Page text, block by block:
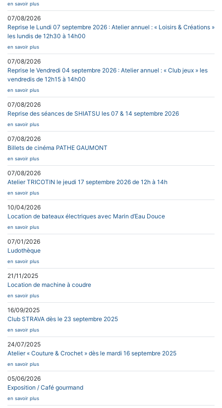
en savoir plus
07/08/2026
Reprise le Lundi 07 septembre 2026 : Atelier annuel : « Loisirs & Créations »
les lundis de 12h30 à 14h00
en savoir plus
07/08/2026
Reprise le Vendredi 04 septembre 2026 : Atelier annuel : « Club jeux » les
vendredis de 12h15 à 14h00
en savoir plus
07/08/2026
Reprise des séances de SHIATSU les 07 & 14 septembre 2026
en savoir plus
07/08/2026
Billets de cinéma PATHE GAUMONT
en savoir plus
07/08/2026
Atelier TRICOTIN le jeudi 17 septembre 2026 de 12h à 14h
en savoir plus
10/04/2026
Location de bateaux électriques avec Marin d’Eau Douce
en savoir plus
07/01/2026
Ludothèque
en savoir plus
21/11/2025
Location de machine à coudre
en savoir plus
16/09/2025
Club STRAVA dès le 23 septembre 2025
en savoir plus
24/07/2025
Atelier « Couture & Crochet » dès le mardi 16 septembre 2025
en savoir plus
05/06/2026
Exposition / Café gourmand
en savoir plus